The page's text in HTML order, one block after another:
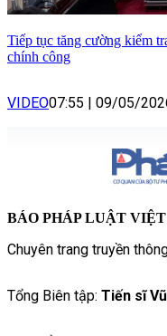
Tiếp tục tăng cường kiểm
chính công
VIDEO07:55 | 09/05/
BÁO PHÁP LUẬT
Chuyên trang truyền
Tổng Biên tập: Tiến sĩ